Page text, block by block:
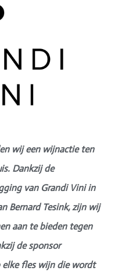
wij een wijnactie ten
Dankzij de
van Grandi Vini in
Bernard Tesink, zijn wij
aan te bieden tegen
de sponsor
elke fles wijn die wordt